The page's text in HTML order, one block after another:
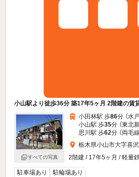
小山駅より徒歩36分 築17年5ヶ月 2階建の賃
すべての写真
小田林駅 歩86分 （水
小山駅 歩35分 （東北
思川駅 歩62分 （両毛線
栃木県小山市大字喜沢
2階建 / 17年5ヶ月 / 軽量
駐車場あり 駐輪場あり